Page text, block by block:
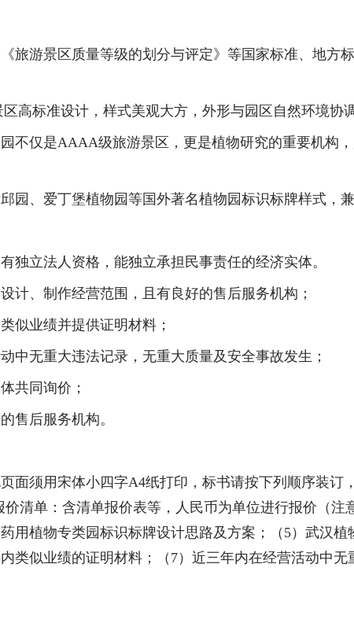
旅游景区质量等级的划分与评定》等国家标准、地方
区高标准设计，样式美观大方，外形与园区自然环境协
不仅是AAAA级旅游景区，更是植物研究的重要机构
园、爱丁堡植物园等国外著名植物园标识标牌样式，
独立法人资格，能独立承担民事责任的经济实体。
计、制作经营范围，且有良好的售后服务机构；
似业绩并提供证明材料；
中无重大违法记录，无重大质量及安全事故发生；
共同询价；
售后服务机构。
面须用宋体小四字A4纸打印，标书请按下列顺序装订
价清单：含清单报价表等，人民币为单位进行报价（注
用植物专类园标识标牌设计思路及方案；（ 5）武汉植
类似业绩的证明材料；（ 7）近三年内在经营活动中